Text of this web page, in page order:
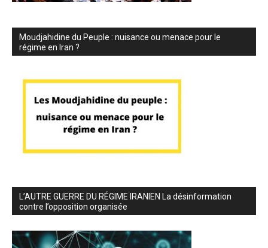
Moudjahidine du Peuple : nuisance ou menace pour le
régime en Iran ?
L’AUTRE GUERRE DU RÉGIME IRANIEN La désinformation
contre l’opposition organisée